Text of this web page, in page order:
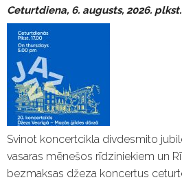
Ceturtdiena, 6. augusts, 2026.
Svinot koncertcikla divdesmito
vasaras mēnešos rīdziniekiem un
bezmaksas džeza koncertus